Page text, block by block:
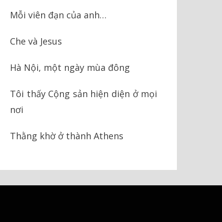
Mỗi viên đạn của anh…
Che và Jesus
Hà Nội, một ngày mùa đông
Tôi thấy Cộng sản hiện diện ở mọi
nơi
Thằng khờ ở thành Athens